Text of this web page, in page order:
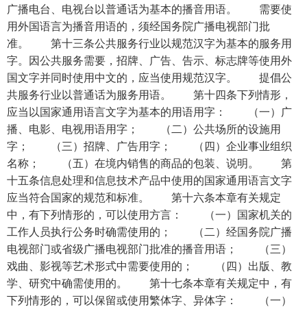
广播电台、电视台以普通话为基本的播音用语。 需要使
用外国语言为播音用语的，须经国务院广播电视部门批
准。 第十三条公共服务行业以规范汉字为基本的服务用
字。因公共服务需要，招牌、广告、告示、标志牌等使用外
国文字并同时使用中文的，应当使用规范汉字。 提倡公
共服务行业以普通话为服务用语。 第十四条下列情形，
应当以国家通用语言文字为基本的用语用字： （一）广
播、电影、电视用语用字； （二）公共场所的设施用
字； （三）招牌、广告用字； （四）企业事业组织
名称； （五）在境内销售的商品的包装、说明。 第
十五条信息处理和信息技术产品中使用的国家通用语言文字
应当符合国家的规范和标准。 第十六条本章有关规定
中，有下列情形的，可以使用方言： （一）国家机关的
工作人员执行公务时确需使用的； （二）经国务院广播
电视部门或省级广播电视部门批准的播音用语； （三）
戏曲、影视等艺术形式中需要使用的； （四）出版、教
学、研究中确需使用的。 第十七条本章有关规定中，有
下列情形的，可以保留或使用繁体字、异体字： （一）